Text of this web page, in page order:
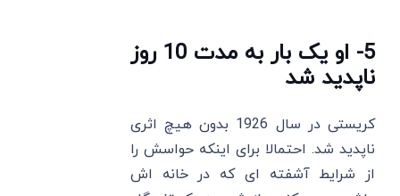
5- او یک بار به مدت 10 روز
ناپدید شد
کریستی در سال 1926 بدون هیچ اثری
ناپدید شد. احتمالا برای اینکه حواسش را
از شرایط آشفته ‌ای که در خانه ‌اش